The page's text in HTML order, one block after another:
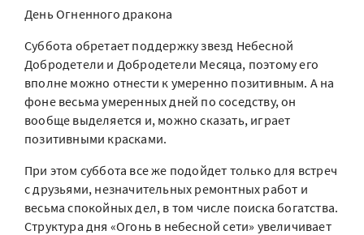
День Огненного дракона
Суббота обретает поддержку звезд Небесной
Добродетели и Добродетели Месяца, поэтому его
вполне можно отнести к умеренно позитивным. А на
фоне весьма умеренных дней по соседству, он
вообще выделяется и, можно сказать, играет
позитивными красками.
При этом суббота все же подойдет только для встреч
с друзьями, незначительных ремонтных работ и
весьма спокойных дел, в том числе поиска богатства.
Структура дня «Огонь в небесной сети» увеличивает